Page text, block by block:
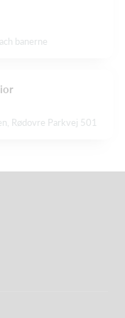
banerne
Rødovre Parkvej 501